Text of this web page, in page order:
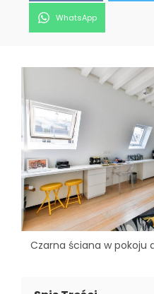
Share
on
WhatsApp
Czarna ściana w pokoju